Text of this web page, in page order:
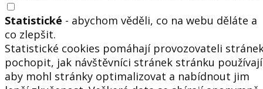
Statistické - abychom věděli, co na webu děláte a
co zlepšit.
Statistické cookies pomáhají provozovateli
pochopit, jak návštěvníci stránek stránku
aby mohl stránky optimalizovat a nabídnout jim